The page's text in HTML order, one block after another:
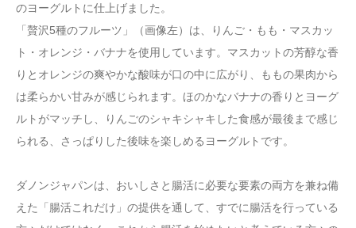
のヨーグルトに仕上げました。
「贅沢5種のフルーツ」（画像左）は、りんご・もも・マスカッ
ト・オレンジ・バナナを使用しています。マスカットの芳醇な香
りとオレンジの爽やかな酸味が口の中に広がり、ももの果肉から
は柔らかい甘みが感じられます。ほのかなバナナの香りとヨーグ
ルトがマッチし、りんごのシャキシャキした食感が最後まで感じ
られる、さっぱりした後味を楽しめるヨーグルトです。
ダノンジャパンは、おいしさと腸活に必要な要素の両方を兼ね備
えた「腸活これだけ」の提供を通して、すでに腸活を行っている